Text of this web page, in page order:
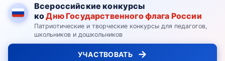
Всероссийские конкурсы
коДню Государственного флага России
Патриотические и творческие конкурсы для педагогов,
школьников и дошкольников
УЧАСТВОВАТЬ →